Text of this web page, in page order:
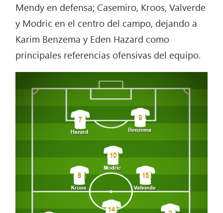
Mendy en defensa; Casemiro, Kroos, Valverde
y Modric en el centro del campo, dejando a
Karim Benzema y Eden Hazard como
principales referencias ofensivas del equipo.